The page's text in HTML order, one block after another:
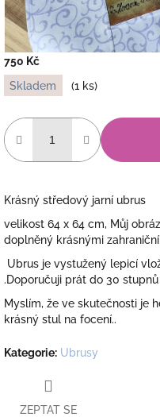
750 Kč
Měrná
cena:
Skladem (1 ks)
Krásný středový jarní ubrus
velikost 64 x 64 cm, Můj
doplněný krásnými
Ubrus je vystužený lepicí
.Doporučuji prát do 30
Myslím, že ve skutečnosti je
krásný stul na focení..
Kategorie: Ubrusy
ZEPTAT SE